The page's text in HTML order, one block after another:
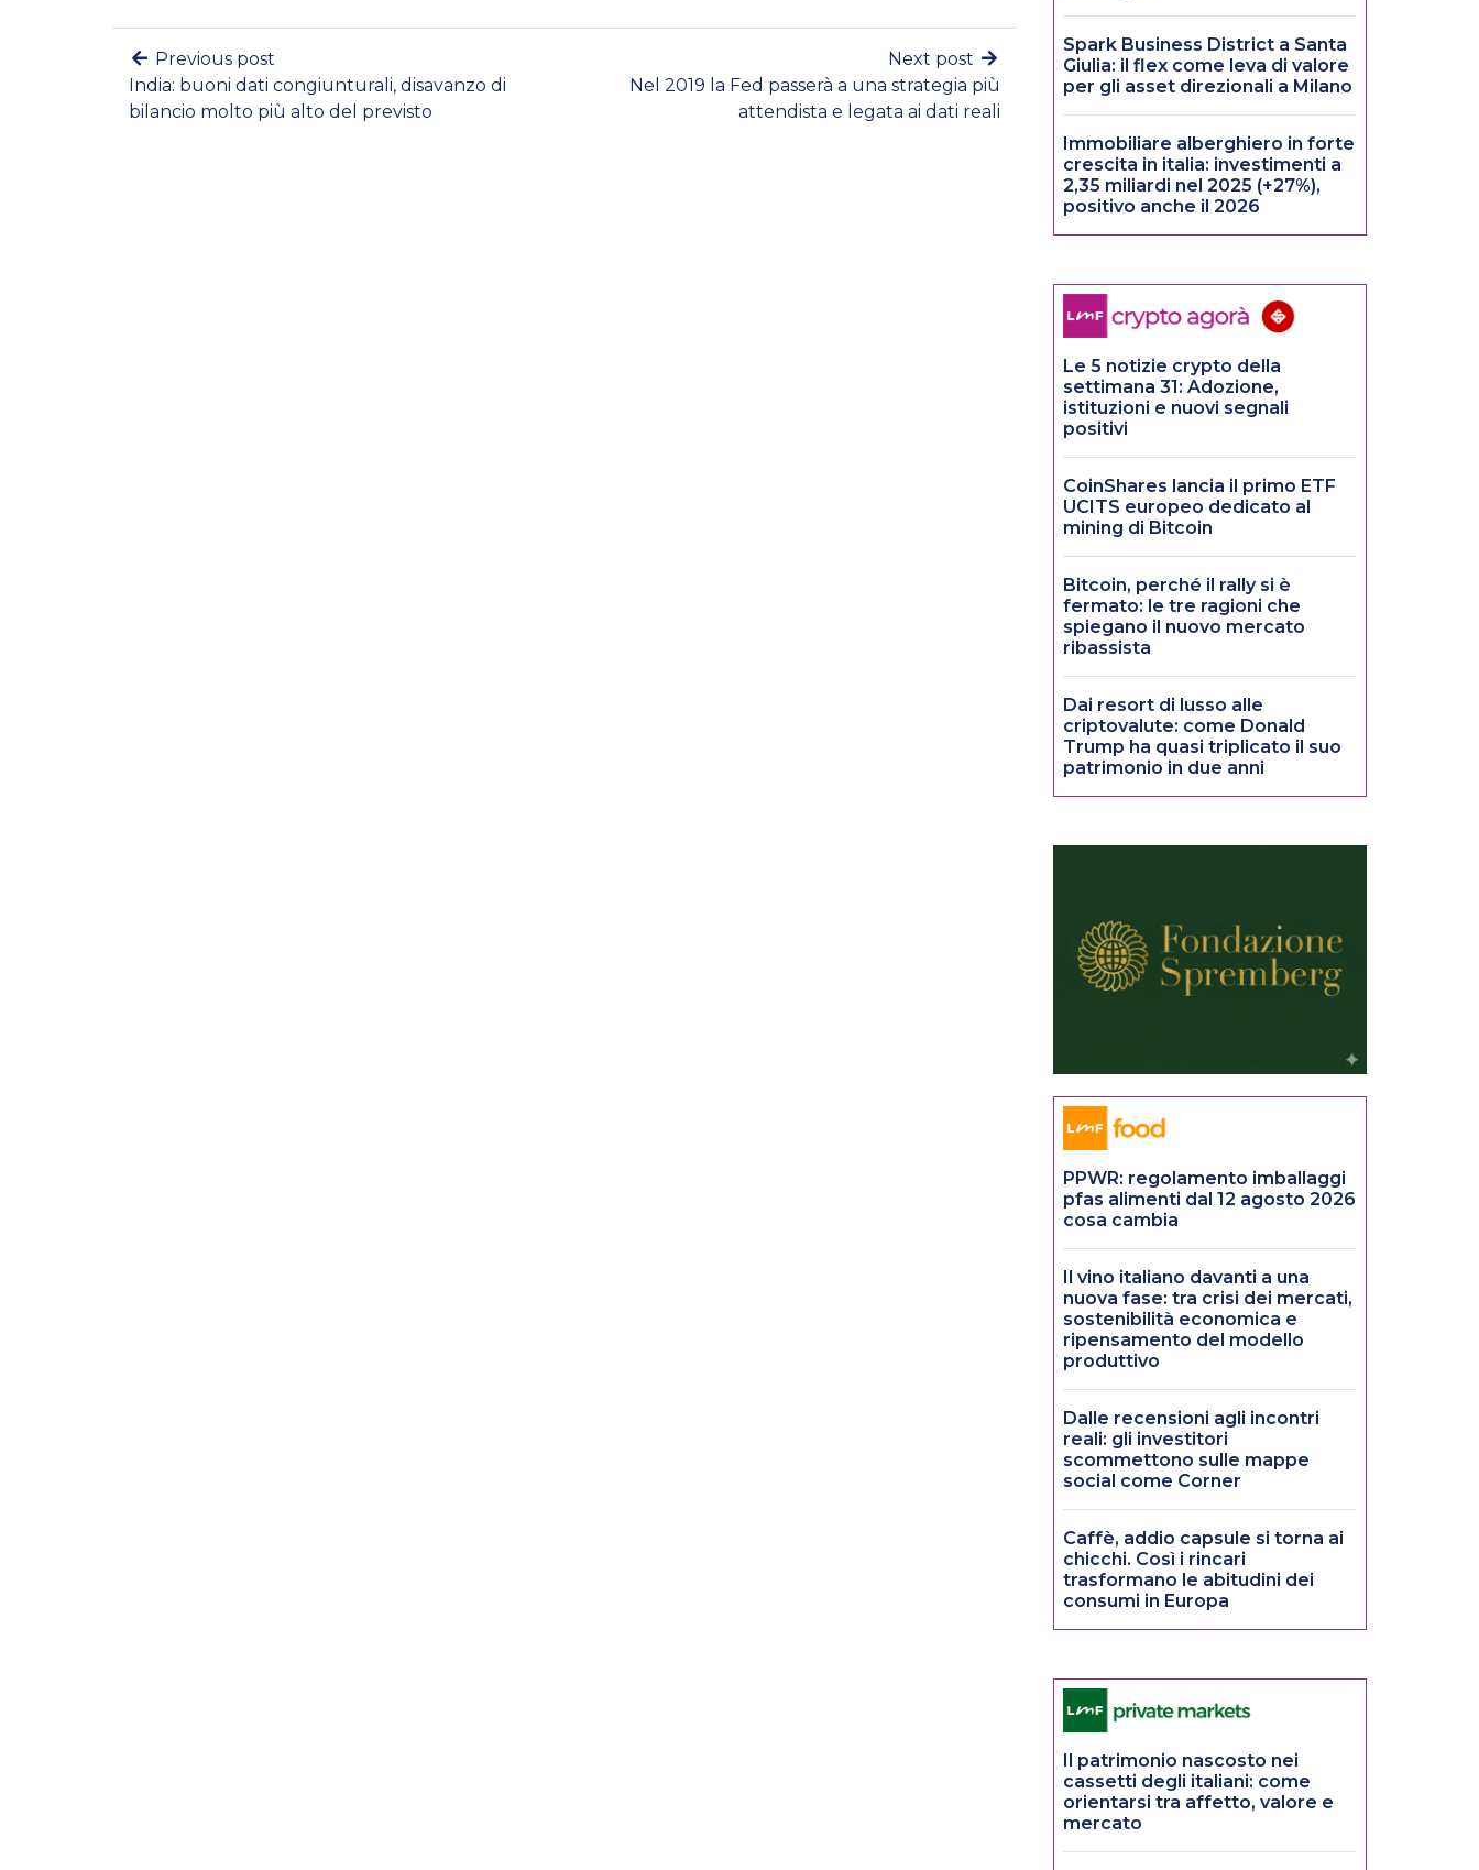
Previous post
India: buoni dati congiunturali, disavanzo di
bilancio molto più alto del previsto
Next post
Nel 2019 la Fed passerà a una strategia più
attendista e legata ai dati reali
Spark Business District a Santa
Giulia: il flex come leva di valore
per gli asset direzionali a Milano
Immobiliare alberghiero in forte
crescita in italia: investimenti a
2,35 miliardi nel 2025 (+27%),
positivo anche il 2026
Le 5 notizie crypto della
settimana 31: Adozione,
istituzioni e nuovi segnali
positivi
CoinShares lancia il primo ETF
UCITS europeo dedicato al
mining di Bitcoin
Bitcoin, perché il rally si è
fermato: le tre ragioni che
spiegano il nuovo mercato
ribassista
Dai resort di lusso alle
criptovalute: come Donald
Trump ha quasi triplicato il suo
patrimonio in due anni
PPWR: regolamento imballaggi
pfas alimenti dal 12 agosto 2026
cosa cambia
Il vino italiano davanti a una
nuova fase: tra crisi dei mercati,
sostenibilità economica e
ripensamento del modello
produttivo
Dalle recensioni agli incontri
reali: gli investitori
scommettono sulle mappe
social come Corner
Caffè, addio capsule si torna ai
chicchi. Così i rincari
trasformano le abitudini dei
consumi in Europa
Il patrimonio nascosto nei
cassetti degli italiani: come
orientarsi tra affetto, valore e
mercato